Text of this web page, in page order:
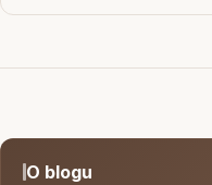
O blogu